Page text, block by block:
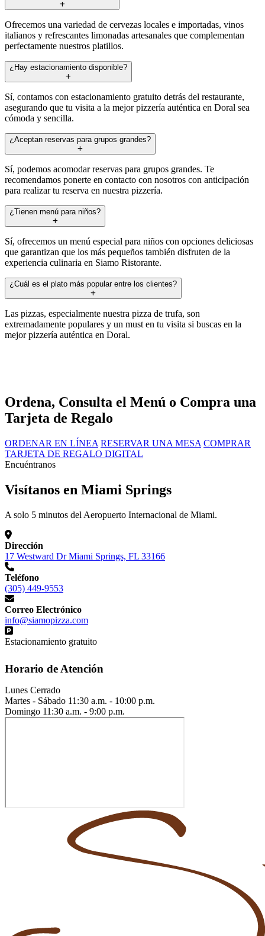
Ofrecemos una variedad de cervezas locales e importadas, vinos
italianos y refrescantes limonadas artesanales que complementan
perfectamente nuestros platillos.
¿Hay estacionamiento disponible?
Sí, contamos con estacionamiento gratuito detrás del restaurante,
asegurando que tu visita a la mejor pizzería auténtica en Doral sea
cómoda y sencilla.
¿Aceptan reservas para grupos grandes?
Sí, podemos acomodar reservas para grupos grandes. Te
recomendamos ponerte en contacto con nosotros con anticipación
para realizar tu reserva en nuestra pizzería.
¿Tienen menú para niños?
Sí, ofrecemos un menú especial para niños con opciones deliciosas
que garantizan que los más pequeños también disfruten de la
experiencia culinaria en Siamo Ristorante.
¿Cuál es el plato más popular entre los clientes?
Las pizzas, especialmente nuestra pizza de trufa, son
extremadamente populares y un must en tu visita si buscas en la
mejor pizzería auténtica en Doral.
Ordena, Consulta el Menú o Compra una
Tarjeta de Regalo
ORDENAR EN LÍNEA RESERVAR UNA MESA COMPRAR
TARJETA DE REGALO DIGITAL
Encuéntranos
Visítanos en Miami Springs
A solo 5 minutos del Aeropuerto Internacional de Miami.
Dirección
17 Westward Dr Miami Springs, FL 33166
Teléfono
(305) 449-9553
Correo Electrónico
info@siamopizza.com
Estacionamiento gratuito
Horario de Atención
Lunes Cerrado
Martes - Sábado 11:30 a.m. - 10:00 p.m.
Domingo 11:30 a.m. - 9:00 p.m.